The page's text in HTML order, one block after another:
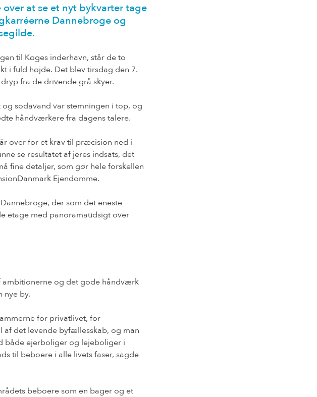
at se et nyt bykvarter tage
Dannebroge og
til Køges inderhavn, står de to
i fuld højde. Det blev tirsdag den 7.
fra de drivende grå skyer.
sodavand var stemningen i top, og
håndværkere fra dagens talere.
over for et krav til præcision ned i
se resultatet af jeres indsats, det
fine detaljer, som gør hele forskellen
Ejendomme.
der som det eneste
etage med panoramaudsigt over
ambitionerne og det gode håndværk
nye by.
for privatlivet, for
det levende byfællesskab, og man
både ejerboliger og lejeboliger i
til beboere i alle livets faser, sagde
beboere som en bager og et